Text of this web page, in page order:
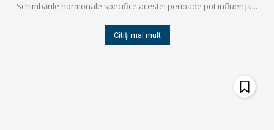
Schimbările hormonale specifice acestei perioade pot influența...
Citiți mai mult